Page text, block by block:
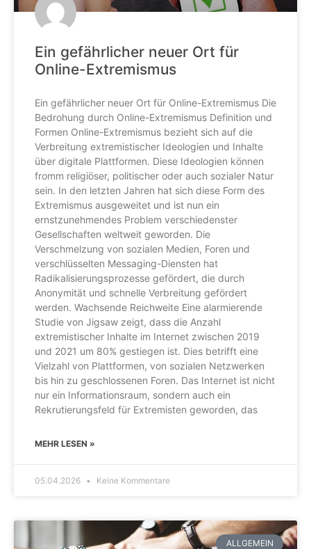
Ein gefährlicher neuer Ort für
Online-Extremismus
Ein gefährlicher neuer Ort für Online-Extremismus Die
Bedrohung durch Online-Extremismus Definition und
Formen Online-Extremismus bezieht sich auf die
Verbreitung extremistischer Ideologien und Inhalte
über digitale Plattformen. Diese Ideologien können
fromm religiöser, politischer oder auch sozialer Natur
sein. In den letzten Jahren hat sich diese Form des
Extremismus ausgeweitet und ist nun ein
ernstzunehmendes Problem verschiedenster
Gesellschaften weltweit geworden. Die
Verschmelzung von sozialen Medien, Foren und
verschlüsselten Messaging-Diensten hat
Radikalisierungsprozesse gefördert, die durch
Anonymität und schnelle Verbreitung gefördert
werden. Wachsende Reichweite Eine alarmierende
Studie von Jigsaw zeigt, dass die Anzahl
extremistischer Inhalte im Internet zwischen 2019
und 2021 um 80% gestiegen ist. Dies betrifft eine
Vielzahl von Plattformen, von sozialen Netzwerken
bis hin zu geschlossenen Foren. Das Internet ist nicht
nur ein Informationsraum, sondern auch ein
Rekrutierungsfeld für Extremisten geworden, das
MEHR LESEN »
05.04.2026 Keine Kommentare
ALLGEMEIN